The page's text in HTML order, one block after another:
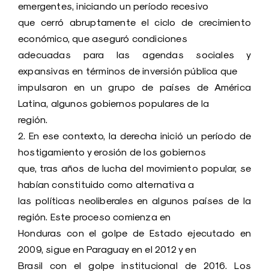
emergentes, iniciando un período recesivo
que cerró abruptamente el ciclo de crecimiento
económico, que aseguró condiciones
adecuadas para las agendas sociales y
expansivas en términos de inversión pública que
impulsaron en un grupo de países de América
Latina, algunos gobiernos populares de la
región.
2. En ese contexto, la derecha inició un período de
hostigamiento y erosión de los gobiernos
que, tras años de lucha del movimiento popular, se
habían constituido como alternativa a
las políticas neoliberales en algunos países de la
región. Este proceso comienza en
Honduras con el golpe de Estado ejecutado en
2009, sigue en Paraguay en el 2012 y en
Brasil con el golpe institucional de 2016. Los